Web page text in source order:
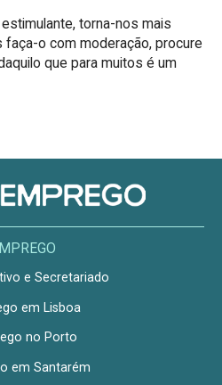
torna-nos mais
o com moderação, procure
que para muitos é um
e Secretariado
em Lisboa
no Porto
em Santarém